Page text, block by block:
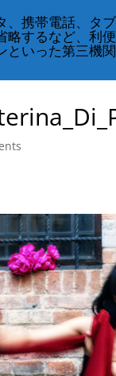
CRS
携帯電話、
するなど、利
いった第三機